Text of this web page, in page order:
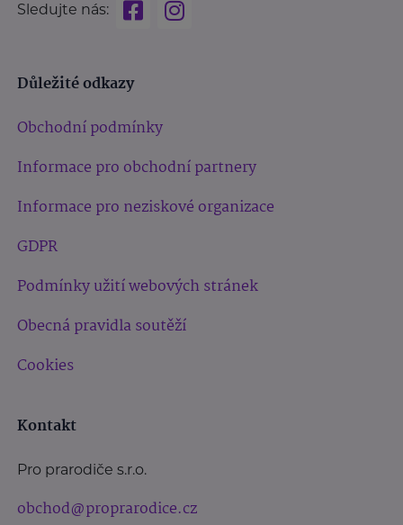
Sledujte nás:
Důležité odkazy
Obchodní podmínky
Informace pro obchodní partnery
Informace pro neziskové organizace
GDPR
Podmínky užití webových stránek
Obecná pravidla soutěží
Cookies
Kontakt
Pro prarodiče s.r.o.
obchod@proprarodice.cz